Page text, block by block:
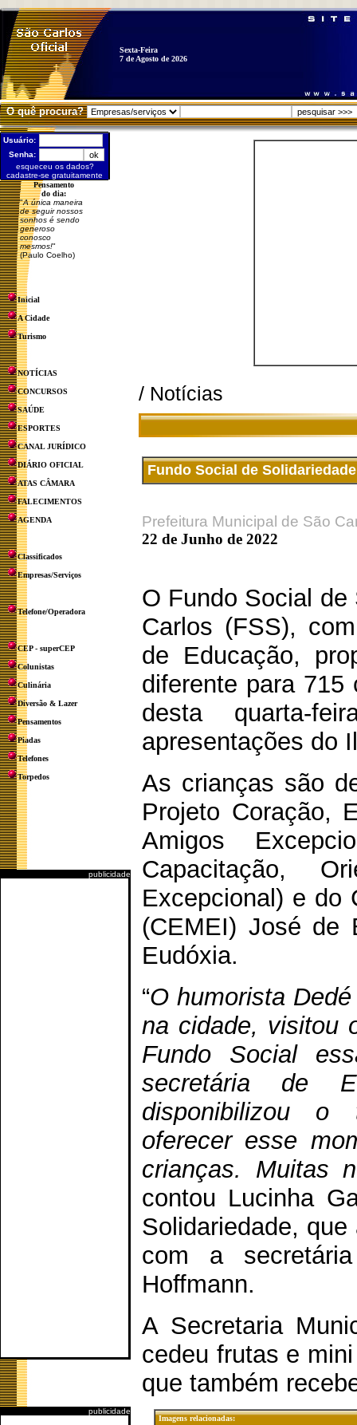
Sexta-Feira
7 de Agosto de 2026
O quê procura?
Usuário:
Senha:
esqueceu os dados?
cadastre-se gratuitamente
Pensamento
do dia:
"A única maneira
de seguir nossos
sonhos é sendo
generoso
conosco
mesmos!"
(Paulo Coelho)
Inicial
A Cidade
Turismo
NOTÍCIAS
CONCURSOS
SAÚDE
ESPORTES
CANAL JURÍDICO
DIÁRIO OFICIAL
ATAS CÂMARA
FALECIMENTOS
AGENDA
Classificados
Empresas/Serviços
Telefone/Operadora
CEP - superCEP
Colunistas
Culinária
Diversão & Lazer
Pensamentos
Piadas
Telefones
Torpedos
publicidade
publicidade
/ Notícias
Fundo Social de
Prefeitura Municipal de São
22 de Junho de 2022
O Fundo Social de
Carlos (FSS),
de Educação,
diferente para
desta quarta-
apresentações do
As crianças são
Projeto Coração,
Amigos
Capacitação,
Excepcional) e do
(CEMEI) José de
Eudóxia.
“O humorista
na cidade, visitou
Fundo Social
secretária de
disponibilizou o
oferecer esse
crianças. Muitas
contou Lucinha
Solidariedade,
com a
Hoffmann.
A Secretaria
cedeu frutas e
que também
Imagens relacionadas: